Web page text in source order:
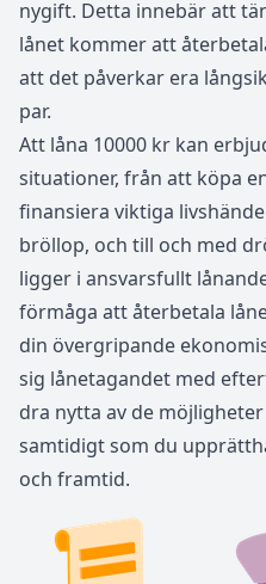
nygift. Detta innebär att
lånet kommer att
att det påverkar era
par.
Att låna 10000 kr kan
situationer, från att köpa
finansiera viktiga
bröllop, och till och med
ligger i ansvarsfullt
förmåga att återbetala
din övergripande
sig lånetagandet med
dra nytta av de
samtidigt som du
och framtid.